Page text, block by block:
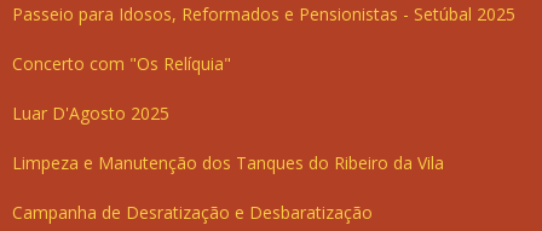
Passeio para Idosos, Reformados e Pensionistas - Setúbal 2025
Concerto com "Os Relíquia"
Luar D'Agosto 2025
Limpeza e Manutenção dos Tanques do Ribeiro da Vila
Campanha de Desratização e Desbaratização